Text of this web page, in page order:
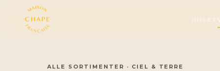
ALLE SORTIMENTER · CIEL & TERRE